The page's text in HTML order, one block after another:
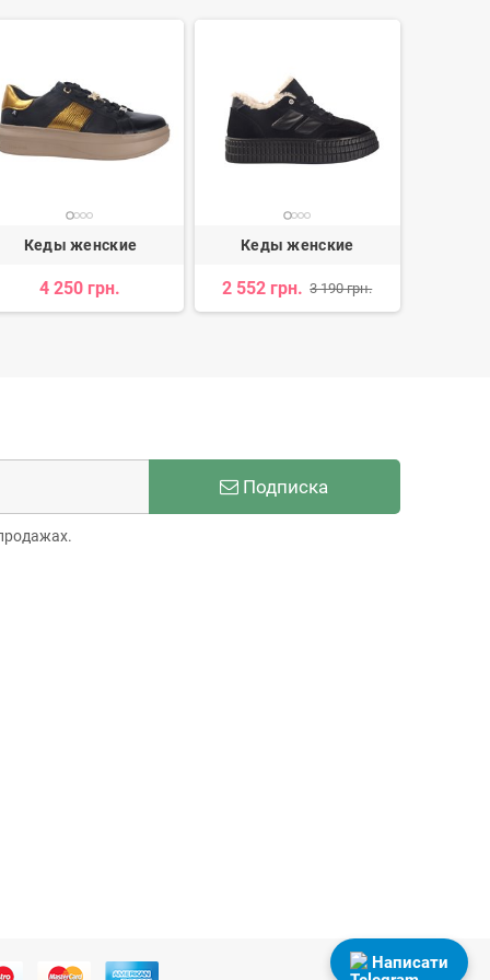
Кеды женские
4 250 грн.
Кеды женские
2 552 грн. 3 190 грн.
Подписка
Написати